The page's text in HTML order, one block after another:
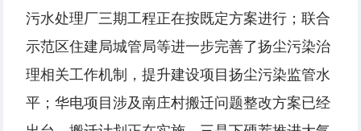
污水处理厂三期工程正在按既定方案进行；联合
示范区住建局城管局等进一步完善了扬尘污染治
理相关工作机制，提升建设项目扬尘污染监管水
平；华电项目涉及南庄村搬迁问题整改方案已经